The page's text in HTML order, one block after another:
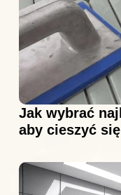
Jak wybrać
aby cieszyć